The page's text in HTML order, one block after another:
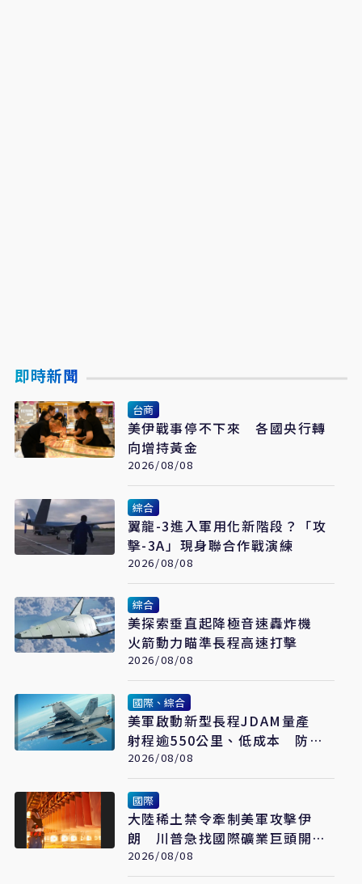
即時新聞
台商
美伊戰事停不下來 各國央行轉
向增持黃金
2026/08/08
綜合
翼龍-3進入軍用化新階段？「攻
擊-3A」現身聯合作戰演練
2026/08/08
綜合
美探索垂直起降極音速轟炸機
火箭動力瞄準長程高速打擊
2026/08/08
國際、綜合
美軍啟動新型長程JDAM量產
射程逾550公里、低成本 防區
外打擊新利器
2026/08/08
國際
大陸稀土禁令牽制美軍攻擊伊
朗 川普急找國際礦業巨頭開會
反制
2026/08/08